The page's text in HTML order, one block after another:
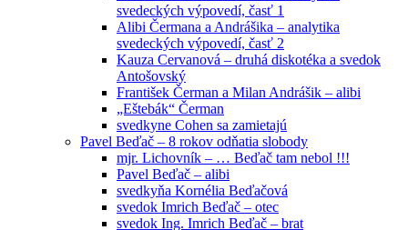
svedeckých výpovedí, časť 1
Alibi Čermana a Andrášika – analytika
svedeckých výpovedí, časť 2
Kauza Cervanová – druhá diskotéka a svedok
Antošovský
František Čerman a Milan Andrášik – alibi
„Eštebák“ Čerman
svedkyne Cohen sa zamietajú
Pavel Beďač – 8 rokov odňatia slobody
mjr. Lichovník – … Beďač tam nebol !!!
Pavel Beďač – alibi
svedkyňa Kornélia Beďačová
svedok Imrich Beďač – otec
svedok Ing. Imrich Beďač – brat